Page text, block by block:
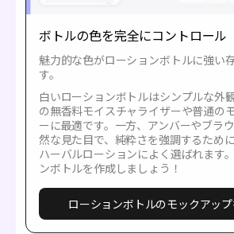
ボトルの色を完全にコントロール
魅力的な色がローションボトルに強い
す。
白いローションボトルはシンプルな外
の無香料モイスチャライザーや普通の
ーに最適です。一方、アンバーやブラ
然な見た目で、純粋さを強調するため
ハーバルローションによく選ばれます
ンボトルを作成しましょう！
ローションボトルのモックアッ